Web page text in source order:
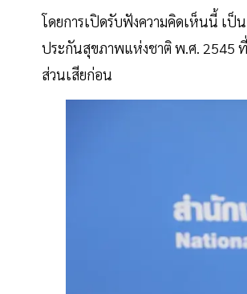
โดยการเปิดรับฟังความคิดเห็นนี้ เ
ประกันสุขภาพแห่งชาติ พ.ศ. 2545
ส่วนเสียก่อน